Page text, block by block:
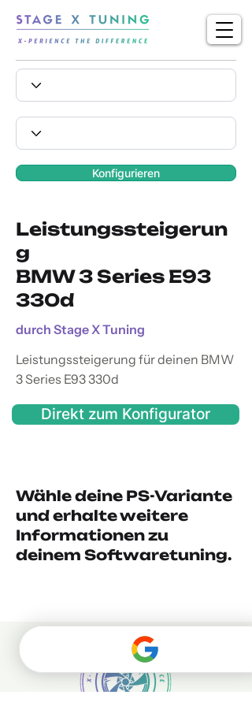
Konfigurieren
Leistungssteigerun
g
BMW 3 Series E93
330d
durch Stage X Tuning
Leistungssteigerung für deinen BMW
3 Series E93 330d
Direkt zum Konfigurator
Wähle deine PS-Variante
und erhalte weitere
Informationen zu
deinem Softwaretuning.